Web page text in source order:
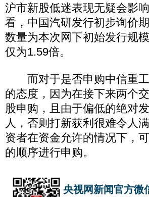
沪市新股低迷表现无疑会影
看，中国汽研发行初步询价
数量为本次网下初始发行规
仅为1.59倍。
而对于是否申购中信重工
的态度，因为在接下来两个
股申购，且由于偏低的绝对
人，否则打新获利很难令人
资者在资金允许的情况下，
的顺序进行申购。
央视网新闻官方微